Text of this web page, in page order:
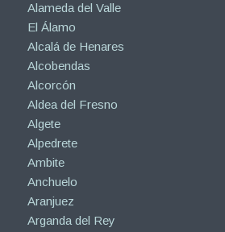
Alameda del Valle
El Álamo
Alcalá de Henares
Alcobendas
Alcorcón
Aldea del Fresno
Algete
Alpedrete
Ambite
Anchuelo
Aranjuez
Arganda del Rey